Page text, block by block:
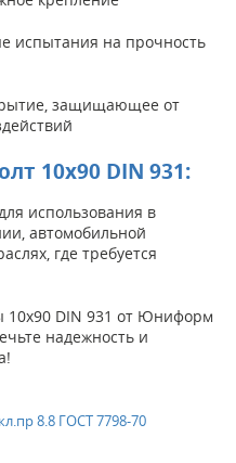
испытания на прочность
защищающее от
10х90 DIN 931:
использования в
автомобильной
где требуется
10х90 DIN 931 от Юниформ
надежность и
8.8 ГОСТ 7798-70